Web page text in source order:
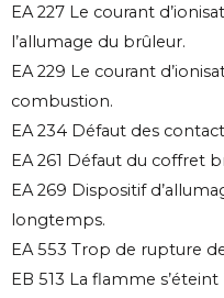
EA 227 Le courant
l’allumage du brûleur.
EA 229 Le courant
combustion.
EA 234 Défaut des
EA 261 Défaut du coffret
EA 269 Dispositif
longtemps.
EA 553 Trop de rupture
EB 513 La flamme